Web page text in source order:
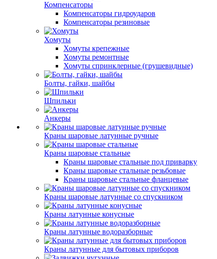
Компенсаторы
Компенсаторы гидроударов
Компенсаторы резиновые
Хомуты
Хомуты крепежные
Хомуты ремонтные
Хомуты спринклерные (грушевидные)
Болты, гайки, шайбы
Шпильки
Анкеры
Краны шаровые латунные ручные
Краны шаровые стальные
Краны шаровые стальные под приварку
Краны шаровые стальные резьбовые
Краны шаровые стальные фланцевые
Краны шаровые латунные со спускником
Краны латунные конусные
Краны латунные водоразборные
Краны латунные для бытовых приборов